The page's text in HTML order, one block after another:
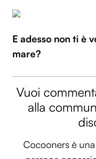
E adesso non ti è
mare?
Vuoi
alla
Cocooners è